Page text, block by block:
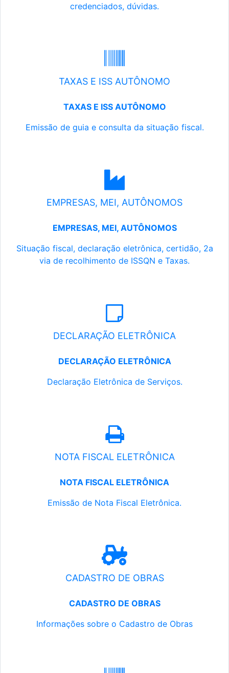
credenciados, dúvidas.
TAXAS E ISS AUTÔNOMO
TAXAS E ISS AUTÔNOMO
Emissão de guia e consulta da situação fiscal.
EMPRESAS, MEI, AUTÔNOMOS
EMPRESAS, MEI, AUTÔNOMOS
Situação fiscal, declaração eletrônica, certidão, 2a
via de recolhimento de ISSQN e Taxas.
DECLARAÇÃO ELETRÔNICA
DECLARAÇÃO ELETRÔNICA
Declaração Eletrônica de Serviços.
NOTA FISCAL ELETRÔNICA
NOTA FISCAL ELETRÔNICA
Emissão de Nota Fiscal Eletrônica.
CADASTRO DE OBRAS
CADASTRO DE OBRAS
Informações sobre o Cadastro de Obras